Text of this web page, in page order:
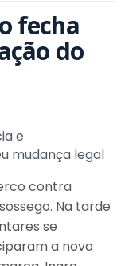
fecha
do
e
mudança legal
contra
Na tarde
se
a nova